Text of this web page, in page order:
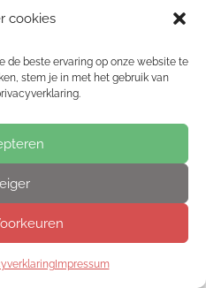
cookies
de beste ervaring op onze website te
stem je in met het gebruik van
Impressum